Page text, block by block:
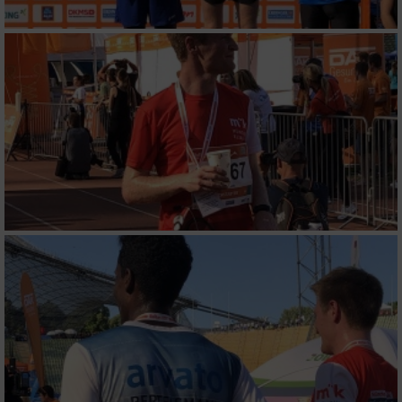
von Werbeanzeigen
Erstellung von Profilen für personalisierte
Werbung
Verwendung von Profilen zur Auswahl
personalisierter Werbung
Erstellung von Profilen zur Personalisierung
von Inhalten
Verwendung von Profilen zur Auswahl
personalisierter Inhalte
Messung der Werbeleistung
Messung der Performance von Inhalten
Analyse von Zielgruppen durch Statistiken
oder Kombinationen von Daten aus